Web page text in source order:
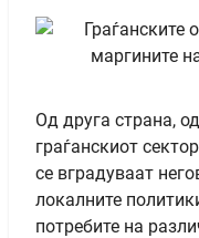
Од друга страна,
граѓанскиот
се вградуваат
локалните
потребите на